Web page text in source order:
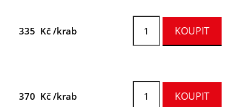
335 Kč /krab
370 Kč /krab